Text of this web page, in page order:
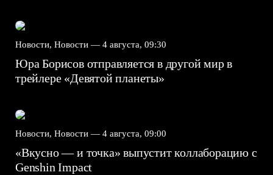
Новости, Новости — 4 августа, 09:30
Юра Борисов отправляется в другой мир в
трейлере «Девятой планеты»
Новости, Новости — 4 августа, 09:00
«Вкусно — и точка» выпустит коллаборацию с
Genshin Impact⁠⁠